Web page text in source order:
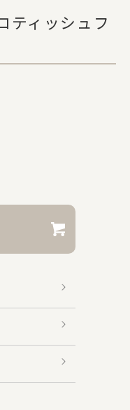
ィッシュフ